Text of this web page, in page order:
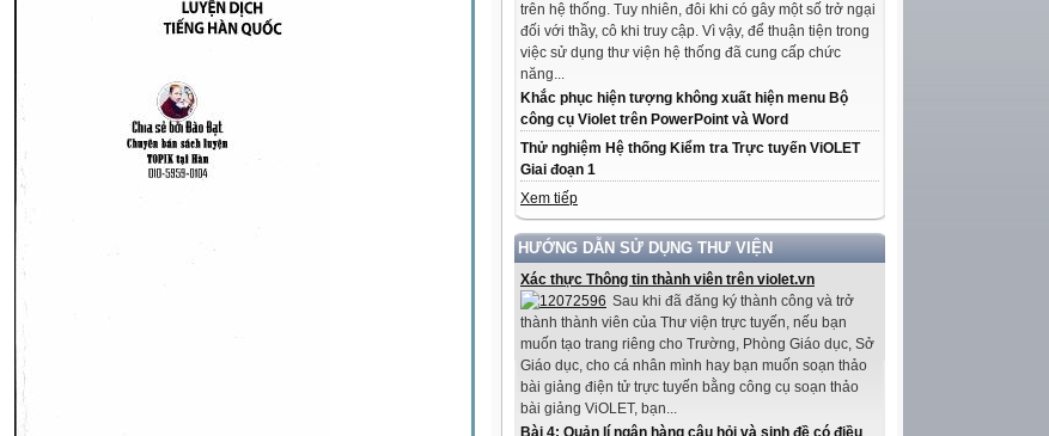
trên hệ thống. Tuy nhiên, đôi khi có gây một số trở ngại
đối với thầy, cô khi truy cập. Vì vậy, để thuận tiện trong
việc sử dụng thư viện hệ thống đã cung cấp chức
năng...
Khắc phục hiện tượng không xuất hiện menu Bộ
công cụ Violet trên PowerPoint và Word
Thử nghiệm Hệ thống Kiểm tra Trực tuyến ViOLET
Giai đoạn 1
Xem tiếp
HƯỚNG DẪN SỬ DỤNG THƯ VIỆN
Xác thực Thông tin thành viên trên violet.vn
Sau khi đã đăng ký thành công và trở
thành thành viên của Thư viện trực tuyến, nếu bạn
muốn tạo trang riêng cho Trường, Phòng Giáo dục, Sở
Giáo dục, cho cá nhân mình hay bạn muốn soạn thảo
bài giảng điện tử trực tuyến bằng công cụ soạn thảo
bài giảng ViOLET, bạn...
Bài 4: Quản lí ngân hàng câu hỏi và sinh đề có điều